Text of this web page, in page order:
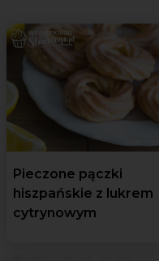
Pieczone pączki
hiszpańskie z lukrem
cytrynowym